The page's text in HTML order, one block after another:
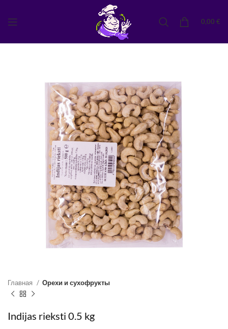
0,00 €
Главная Орехи и сухофрукты
Indijas rieksti 0.5 kg